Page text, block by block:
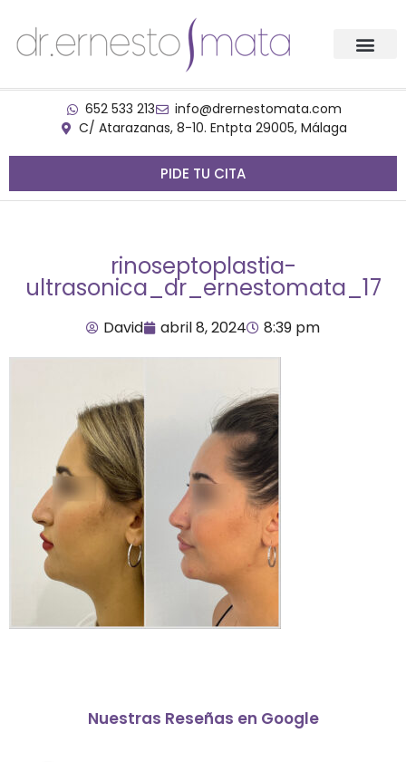
652 533 213
info@drernestomata.com
C/ Atarazanas, 8-10. Entpta 29005, Málaga
PIDE TU CITA
rinoseptoplastia-
ultrasonica_dr_ernestomata_17
David abril 8, 2024 8:39 pm
Nuestras Reseñas en Google